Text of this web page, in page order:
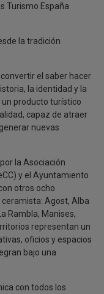
Turismo España
la tradición
el saber hacer
la identidad y la
producto turístico
capaz de atraer
nuevas
la Asociación
y el Ayuntamiento
otros ocho
Agost, Alba
Rambla, Manises,
representan un
oficios y espacios
bajo una
con todos los